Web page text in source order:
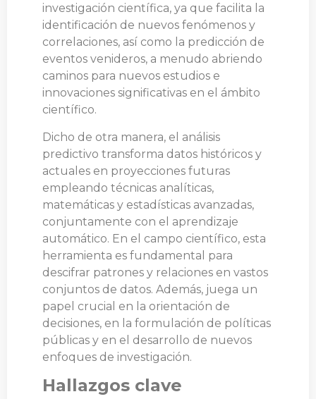
investigación científica, ya que facilita la
identificación de nuevos fenómenos y
correlaciones, así como la predicción de
eventos venideros, a menudo abriendo
caminos para nuevos estudios e
innovaciones significativas en el ámbito
científico.
Dicho de otra manera, el análisis
predictivo transforma datos históricos y
actuales en proyecciones futuras
empleando técnicas analíticas,
matemáticas y estadísticas avanzadas,
conjuntamente con el aprendizaje
automático. En el campo científico, esta
herramienta es fundamental para
descifrar patrones y relaciones en vastos
conjuntos de datos. Además, juega un
papel crucial en la orientación de
decisiones, en la formulación de políticas
públicas y en el desarrollo de nuevos
enfoques de investigación.
Hallazgos clave